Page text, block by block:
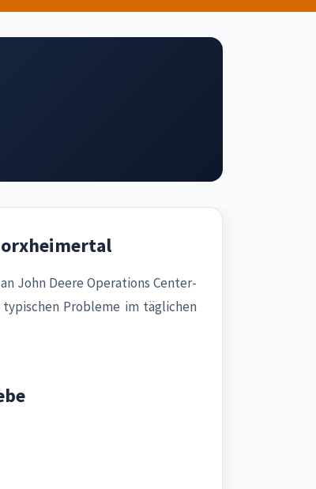
John Deere Operations Center-
Probleme im täglichen